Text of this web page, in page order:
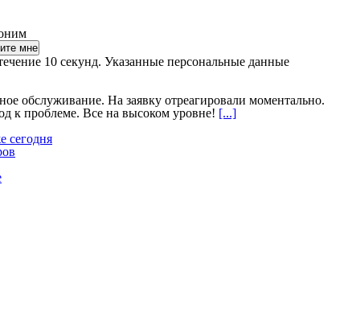
10 секунд. Указанные персональные данные
обслуживание. На заявку отреагировали моментально.
к проблеме. Все на высоком уровне! [...]
сегодня